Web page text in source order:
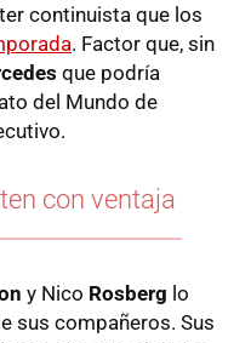
continuista que los
. Factor que, sin
que podría
del Mundo de
con ventaja
y Nico Rosberg lo
sus compañeros. Sus